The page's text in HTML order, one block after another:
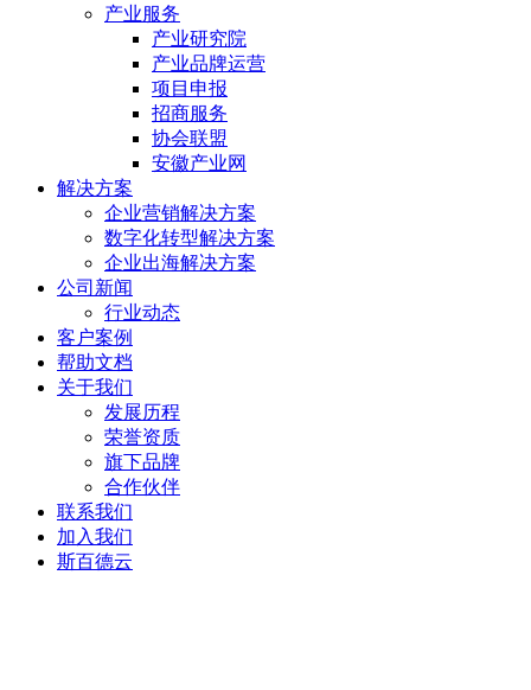
产业服务
产业研究院
产业品牌运营
项目申报
招商服务
协会联盟
安徽产业网
解决方案
企业营销解决方案
数字化转型解决方案
企业出海解决方案
公司新闻
行业动态
客户案例
帮助文档
关于我们
发展历程
荣誉资质
旗下品牌
合作伙伴
联系我们
加入我们
斯百德云